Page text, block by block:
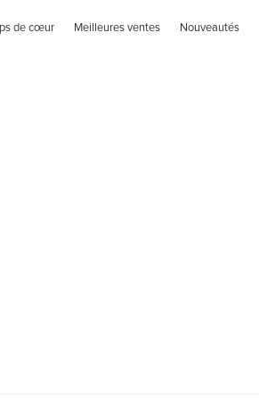
de cœur Meilleures ventes Nouveautés